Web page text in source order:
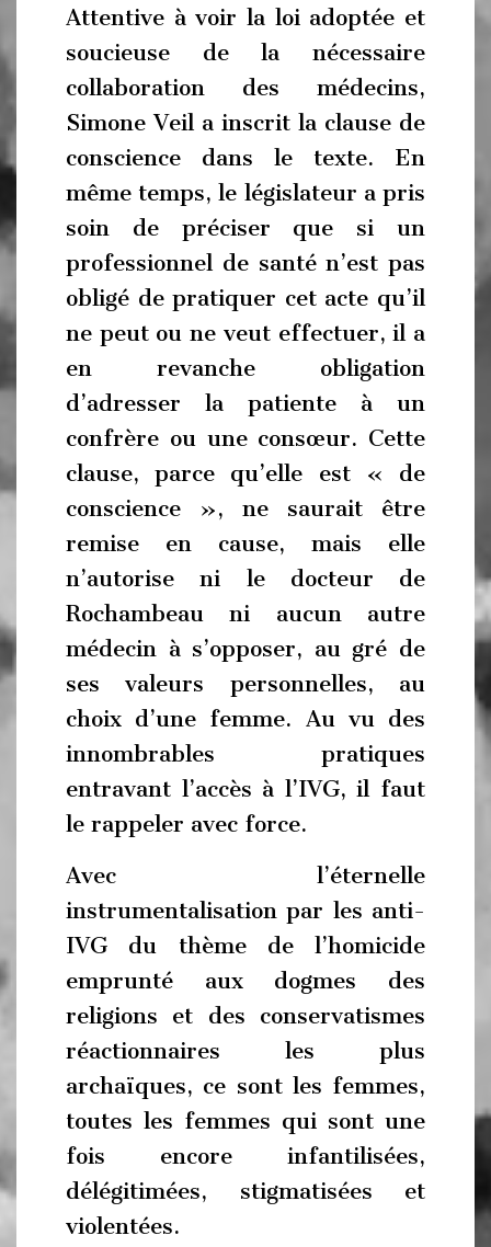
Attentive à voir la loi adoptée et
soucieuse de la nécessaire
collaboration des médecins,
Simone Veil a inscrit la clause de
conscience dans le texte. En
même temps, le législateur a pris
soin de préciser que si un
professionnel de santé n’est pas
obligé de pratiquer cet acte qu’il
ne peut ou ne veut effectuer, il a
en revanche obligation
d’adresser la patiente à un
confrère ou une consœur. Cette
clause, parce qu’elle est « de
conscience », ne saurait être
remise en cause, mais elle
n’autorise ni le docteur de
Rochambeau ni aucun autre
médecin à s’opposer, au gré de
ses valeurs personnelles, au
choix d’une femme. Au vu des
innombrables pratiques
entravant l’accès à l’IVG, il faut
le rappeler avec force.
Avec l’éternelle
instrumentalisation par les anti-
IVG du thème de l’homicide
emprunté aux dogmes des
religions et des conservatismes
réactionnaires les plus
archaïques, ce sont les femmes,
toutes les femmes qui sont une
fois encore infantilisées,
délégitimées, stigmatisées et
violentées.